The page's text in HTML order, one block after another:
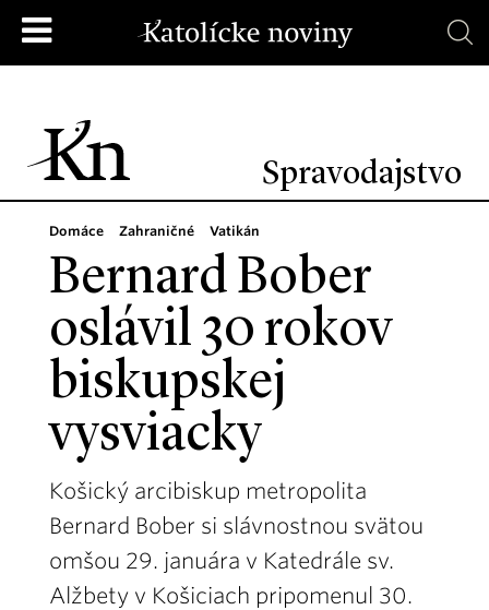
Spravodajstvo
Domáce Zahraničné Vatikán
Bernard Bober
oslávil 30 rokov
biskupskej
vysviacky
Košický arcibiskup metropolita
Bernard Bober si slávnostnou svätou
omšou 29. januára v Katedrále sv.
Alžbety v Košiciach pripomenul 30.